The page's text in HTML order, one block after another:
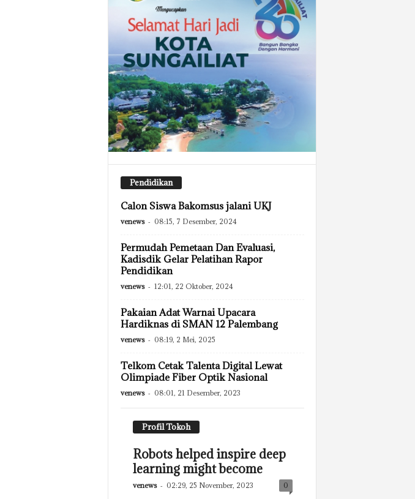
Pendidikan
Calon Siswa Bakomsus jalani UKJ
venews - 08:15, 7 Desember, 2024
Permudah Pemetaan Dan Evaluasi,
Kadisdik Gelar Pelatihan Rapor
Pendidikan
venews - 12:01, 22 Oktober, 2024
Pakaian Adat Warnai Upacara
Hardiknas di SMAN 12 Palembang
venews - 08:19, 2 Mei, 2025
Telkom Cetak Talenta Digital Lewat
Olimpiade Fiber Optik Nasional
venews - 08:01, 21 Desember, 2023
Profil Tokoh
Robots helped inspire deep
learning might become
venews - 02:29, 25 November, 2023 0